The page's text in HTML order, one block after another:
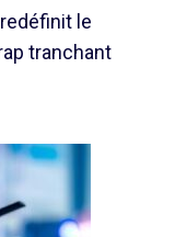
le
tranchant